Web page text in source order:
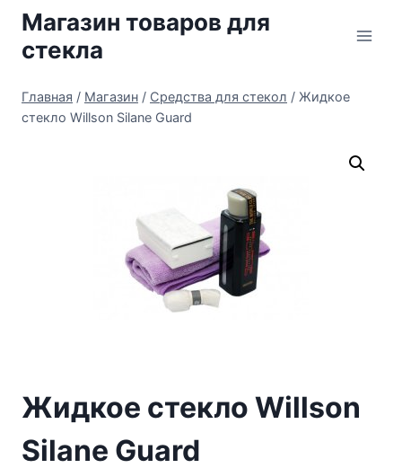
Перейти
содержимому
Магазин товаров для
стекла
Главная / Магазин / Средства для стекол / Жидкое
стекло Willson Silane Guard
Жидкое стекло Willson
Silane Guard